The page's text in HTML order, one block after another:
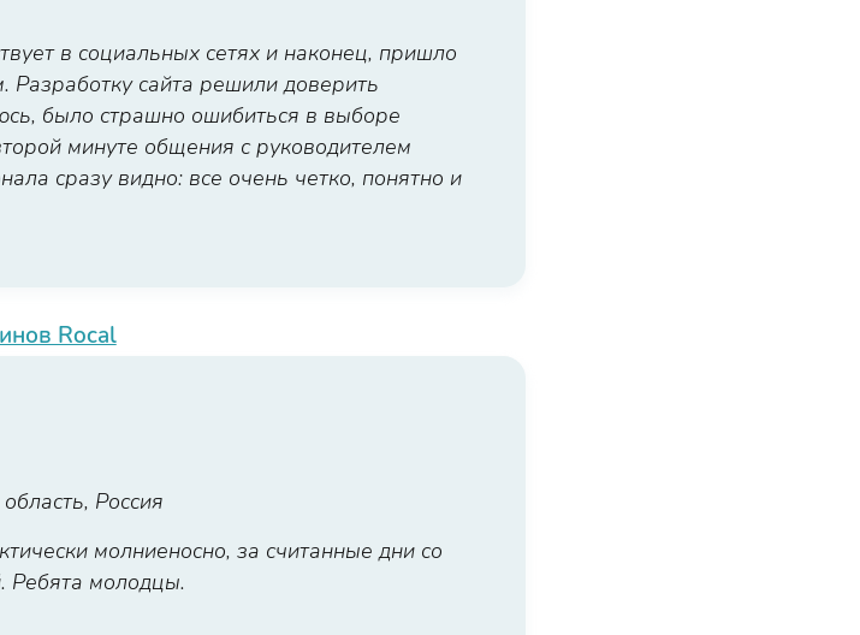
в социальных сетях и наконец, пришло
Разработку сайта решили доверить
было страшно ошибиться в выборе
минуте общения с руководителем
сразу видно: все очень четко, понятно и
Rocal
Россия
молниеносно, за считанные дни со
Ребята молодцы.